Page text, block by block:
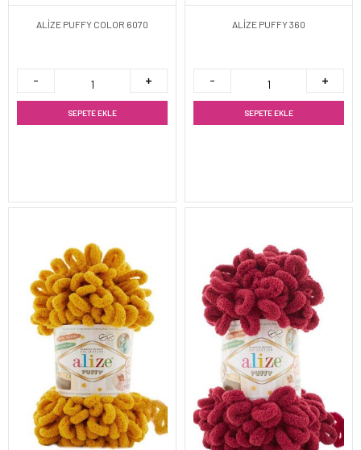
ALİZE PUFFY COLOR 6070
SEPETE EKLE
ALİZE PUFFY 360
SEPETE EKLE